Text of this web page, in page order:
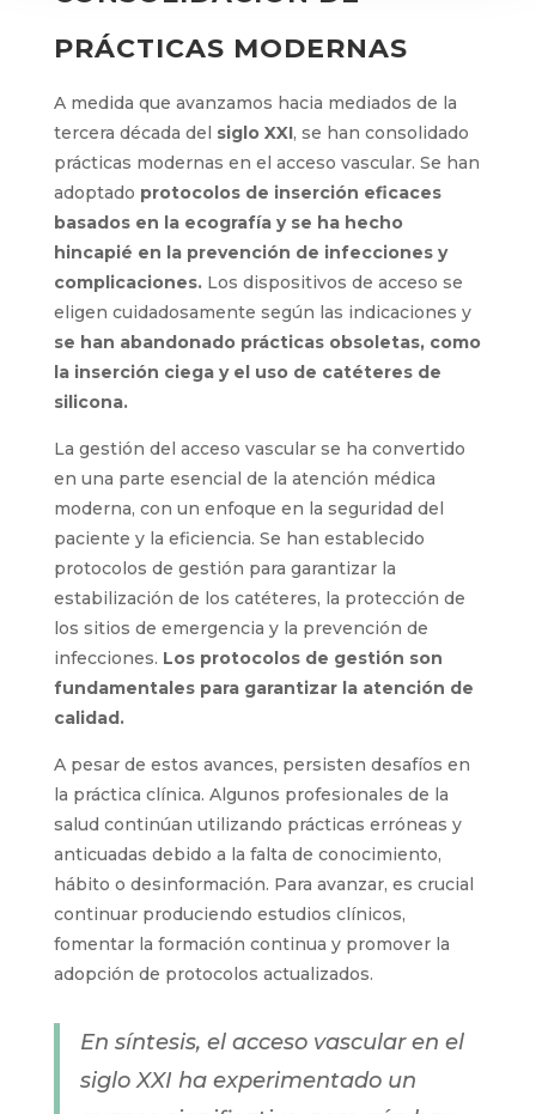
DÉCADA DE 2020:
CONSOLIDACIÓN DE
PRÁCTICAS MODERNAS
A medida que avanzamos hacia mediados de la
tercera década delsiglo XXI, se han
consolidado prácticas modernas en el acceso
vascular. Se han adoptadoprotocolos de
inserción eficaces basados en la ecografía y
se ha hecho hincapié en la prevención de
dispositivos de acceso se eligen
cuidadosamente según las indicaciones yse
han abandonado prácticas obsoletas, como
la inserción ciega y el uso de catéteres de
silicona.
La gestión del acceso vascular se ha convertido
en una parte esencial de la atención médica
moderna, con un enfoque en la seguridad del
paciente y la eficiencia. Se han establecido
estabilización de los catéteres, la protección de
los sitios de emergencia y la prevención de
infecciones.Los protocolos de gestión son
fundamentales para garantizar la atención
de calidad.
A pesar de estos avances, persisten desafíos
en la práctica clínica. Algunos profesionales de
y anticuadas debido a la falta de conocimiento,
crucial continuar produciendo estudios clínicos,